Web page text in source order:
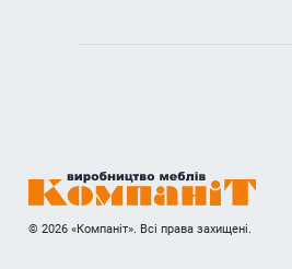
© 2026 «Компаніт». Всі права захищені.